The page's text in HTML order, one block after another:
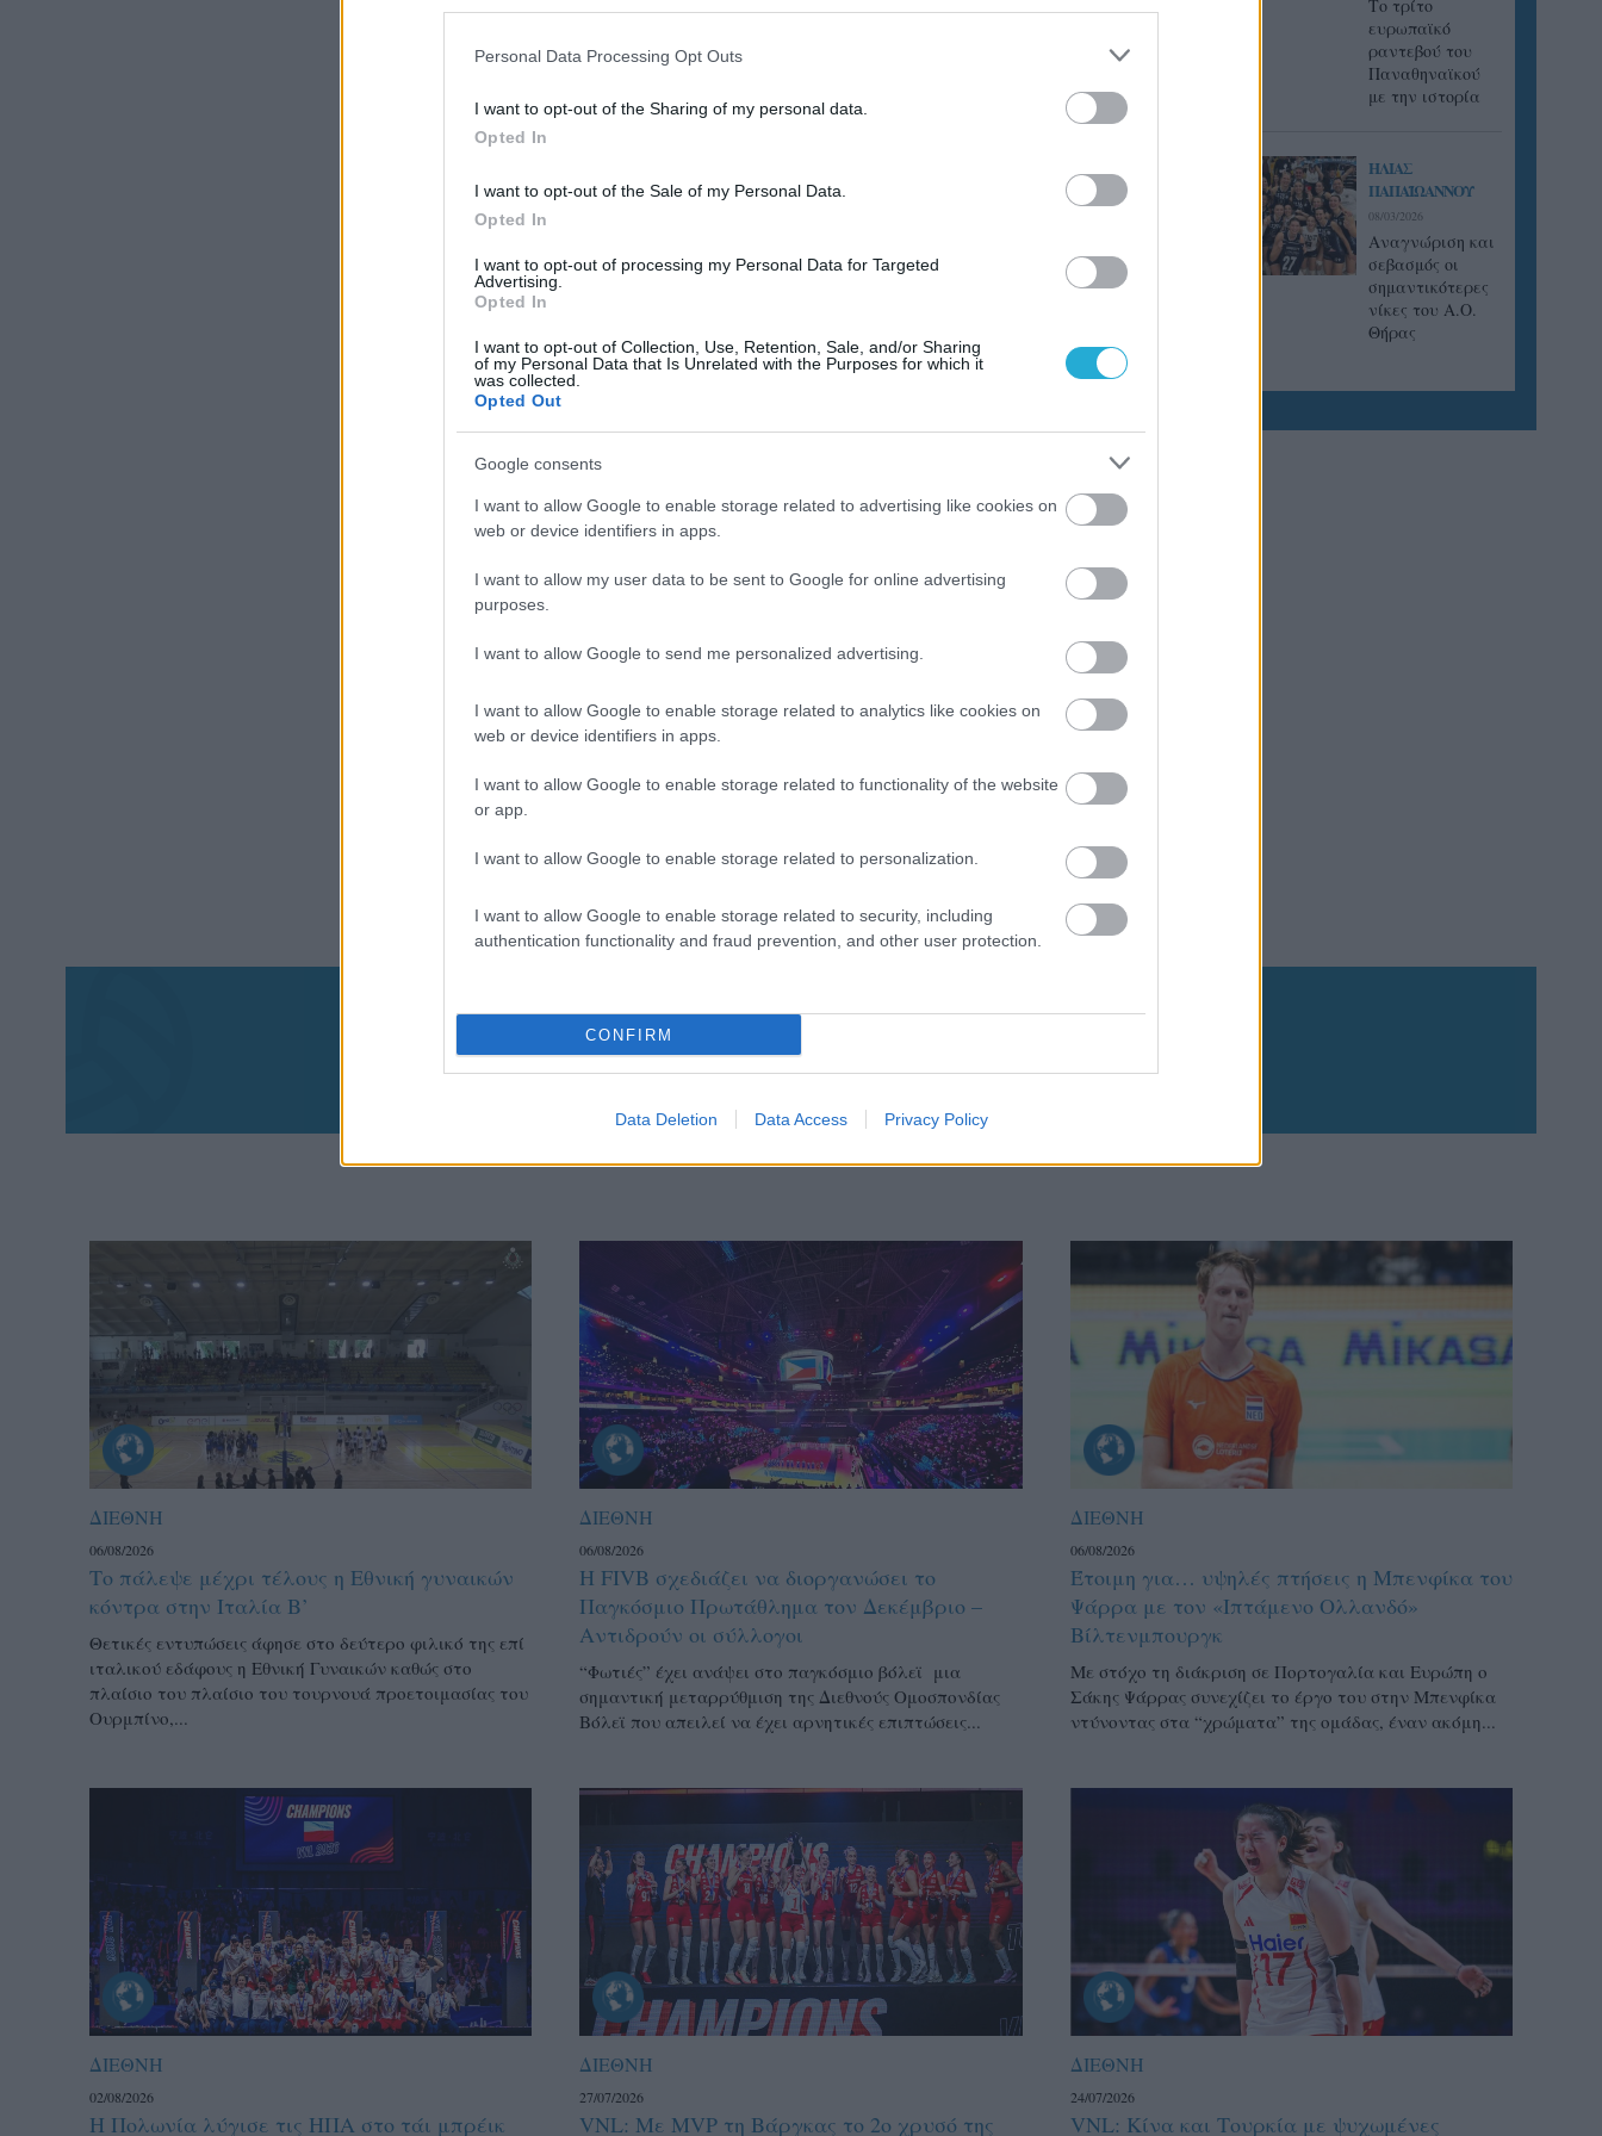
Personal Data Processing Opt Outs
I want to opt-out of the Sharing of my personal data.
Opted In
I want to opt-out of the Sale of my Personal Data.
Opted In
I want to opt-out of processing my Personal Data for Targeted
Advertising.
Opted In
I want to opt-out of Collection, Use, Retention, Sale, and/or Sharing
of my Personal Data that Is Unrelated with the Purposes for which it
was collected.
Opted Out
Google consents
I want to allow Google to enable storage related to advertising like cookies on
web or device identifiers in apps.
I want to allow my user data to be sent to Google for online advertising
purposes.
I want to allow Google to send me personalized advertising.
I want to allow Google to enable storage related to analytics like cookies on
web or device identifiers in apps.
I want to allow Google to enable storage related to functionality of the website
or app.
I want to allow Google to enable storage related to personalization.
I want to allow Google to enable storage related to security, including
authentication functionality and fraud prevention, and other user protection.
CONFIRM
Data Deletion Data Access Privacy Policy
Tο τρίτο
ευρωπαϊκό
ραντεβού του
Παναθηναϊκού
με την ιστορία
ΗΛΙΑΣ
ΠΑΠΑΪΩΑΝΝΟΥ
08/03/2026
Αναγνώριση και
σεβασμός οι
σημαντικότερες
νίκες του Α.Ο.
Θήρας
Aκολουθήστε μας
παντού…
ΔΙΕΘΝΗ
06/08/2026
Το πάλεψε μέχρι τέλους η Εθνική γυναικών
κόντρα στην Ιταλία Β’
Θετικές εντυπώσεις άφησε στο δεύτερο φιλικό της επί
ιταλικού εδάφους η Εθνική Γυναικών καθώς στο
πλαίσιο του πλαίσιο του τουρνουά προετοιμασίας του
Ουρμπίνο,...
ΔΙΕΘΝΗ
06/08/2026
Η FIVB σχεδιάζει να διοργανώσει το
Παγκόσμιο Πρωτάθλημα τον Δεκέμβριο –
Αντιδρούν οι σύλλογοι
“Φωτιές” έχει ανάψει στο παγκόσμιο βόλεϊ μια
σημαντική μεταρρύθμιση της Διεθνούς Ομοσπονδίας
Βόλεϊ που απειλεί να έχει αρνητικές επιπτώσεις...
ΔΙΕΘΝΗ
06/08/2026
Έτοιμη για… υψηλές πτήσεις η Μπενφίκα του
Ψάρρα με τον «Ιπτάμενο Ολλανδό»
Βίλτενμπουργκ
Mε στόχο τη διάκριση σε Πορτογαλία και Ευρώπη ο
Σάκης Ψάρρας συνεχίζει το έργο του στην Μπενφίκα
ντύνοντας στα “χρώματα” της ομάδας, έναν ακόμη...
ΔΙΕΘΝΗ
02/08/2026
Η Πολωνία λύγισε τις ΗΠΑ στο τάι μπρέικ
ΔΙΕΘΝΗ
27/07/2026
VNL: Με MVP τη Βάργκας το 2ο χρυσό της
ΔΙΕΘΝΗ
24/07/2026
VNL: Κίνα και Τουρκία με ψυχωμένες